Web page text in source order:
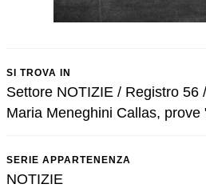
SI TROVA IN
Settore NOTIZIE / Registro 56
Maria Meneghini Callas, prove
SERIE APPARTENENZA
NOTIZIE